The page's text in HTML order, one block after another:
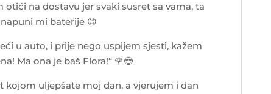
na dostavu jer svaki susret sa vama, ta
mi baterije 😊
u auto, i prije nego uspijem sjesti, kažem
Ma ona je baš Flora!“ 🌹😍
kojom uljepšate moj dan, a vjerujem i dan